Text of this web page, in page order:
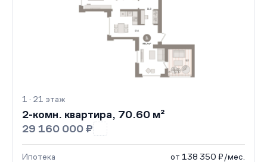
1 · 21 этаж
2-комн. квартира, 70.60 м²
29 160 000 ₽
Ипотека
от 138 350 ₽/мес.